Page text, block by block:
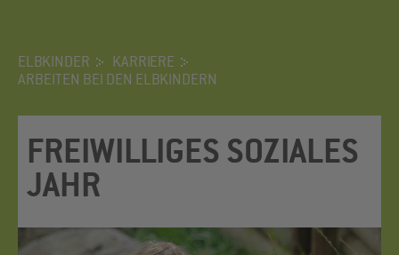
ELBKINDER
KARRIERE
ARBEITEN BEI DEN ELBKINDERN
FREI­WIL­LI­GES SO­ZIA­LES
JAHR